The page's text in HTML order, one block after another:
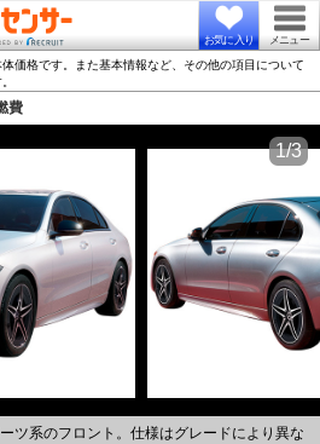
お気に入り メニュー
価格です。また基本情報など、その他の項目について
費
ツ系のフロント。仕様はグレードにより異な
1/3